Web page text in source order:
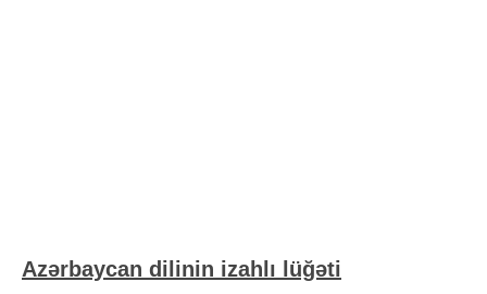
Azərbaycan dilinin izahlı lüğəti